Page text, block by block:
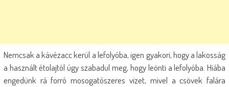
Nemcsak a kávézacc kerül a lefolyóba, igen gyakori, hogy a lakosság
a használt étolajtól úgy szabadul meg, hogy leönti a lefolyóba. Hiába
engedünk rá forró mosogatószeres vizet, mivel a csövek falára